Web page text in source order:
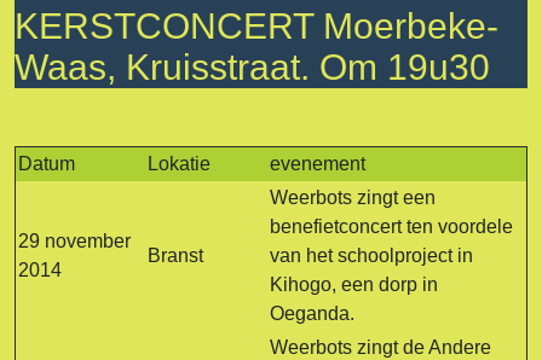
KERSTCONCERT Moerbeke-
Waas, Kruisstraat. Om 19u30
Datum Lokatie evenement
29 november
2014
Branst
Weerbots zingt een
benefietconcert ten voordele
van het schoolproject in
Kihogo, een dorp in
Oeganda.
Weerbots zingt de Andere